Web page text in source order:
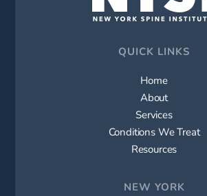
QUICK LINKS
Home
About
Services
Conditions We Treat
Resources
NEW YORK